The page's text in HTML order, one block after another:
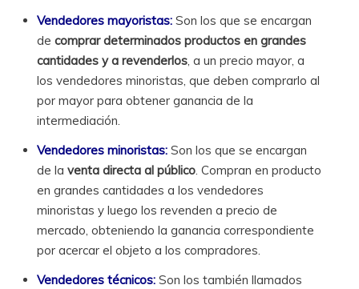
Vendedores mayoristas: Son los que se encargan
decomprar determinados productos en grandes
cantidades y a revenderlos , a un precio mayor, a
los vendedores minoristas, que deben comprarlo al
por mayor para obtener ganancia de la
intermediación.
Vendedores minoristas: Son los que se encargan
de laventa directa al público . Compran en producto
en grandes cantidades a los vendedores
minoristas y luego los revenden a precio de
mercado, obteniendo la ganancia correspondiente
por acercar el objeto a los compradores.
Vendedores técnicos: Son los también llamados